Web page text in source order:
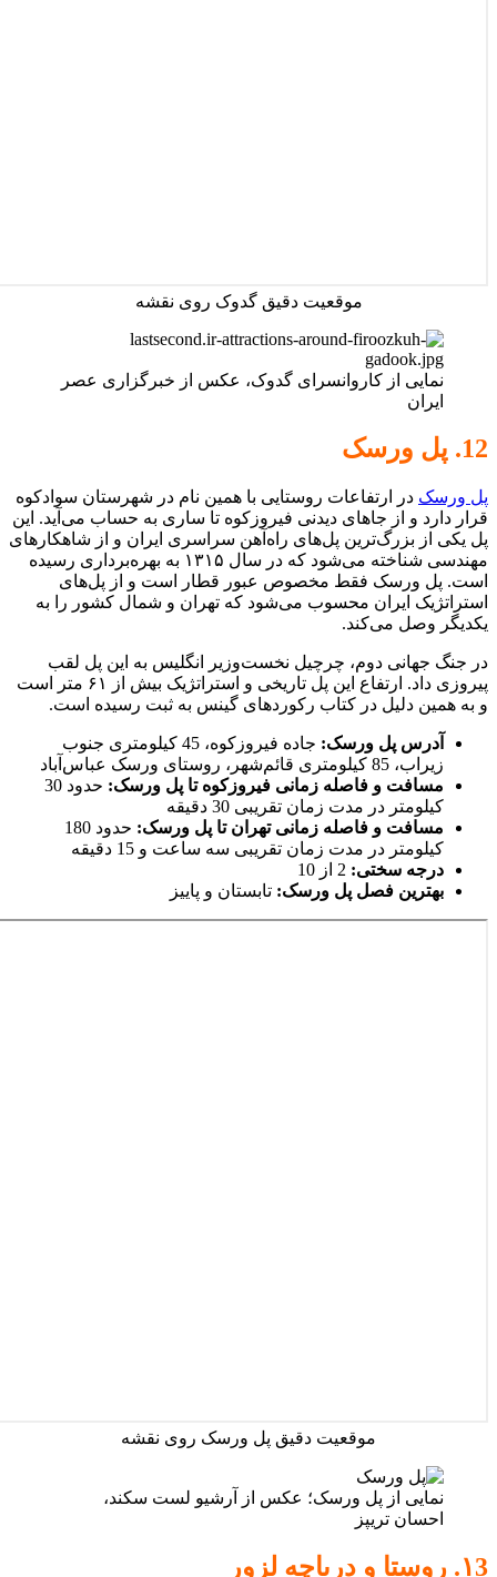
موقعیت دقیق گدوک روی نقشه
نمایی از کاروانسرای گدوک، عکس از خبرگزاری عصر
ایران
12. پل ورسک
پل ورسک در ارتفاعات روستایی با همین نام در شهرستان سوادکوه
قرار دارد و از جاهای دیدنی فیروزکوه تا ساری به حساب می‌آید. این
پل یکی از بزرگ‌ترین پل‌های راه‌آهن سراسری ایران و از شاهکارهای
مهندسی شناخته می‌شود که در سال ۱۳۱۵ به بهره‌برداری رسیده
است. پل ورسک فقط مخصوص عبور قطار است و از پل‌های
استراتژیک ایران محسوب می‌شود که تهران و شمال کشور را به
یکدیگر وصل می‌کند.
در جنگ جهانی دوم، چرچیل نخست‌وزیر انگلیس به این پل لقب
پیروزی داد. ارتفاع این پل تاریخی و استراتژیک بیش از ۶۱ متر است
و به همین دلیل در کتاب رکوردهای گینس به ثبت رسیده است.
آدرس پل ورسک:
جاده فیروزکوه، 45 کیلومتری جنوب
زیراب، 85 کیلومتری قائم‌شهر، روستای ورسک عباس‌آباد
مسافت و فاصله زمانی فیروزکوه تا پل ورسک:
حدود 30
کیلومتر در مدت زمان تقریبی 30 دقیقه
مسافت و فاصله زمانی تهران تا پل ورسک:
حدود 180
کیلومتر در مدت زمان تقریبی سه ساعت و 15 دقیقه
درجه سختی:
بهترین فصل پل ورسک: تابستان و پاییز
موقعیت دقیق پل ورسک روی نقشه
نمایی از پل ورسک؛ عکس از آرشیو لست سکند،
احسان تریپز
۱3. روستا و دریاچه لزور